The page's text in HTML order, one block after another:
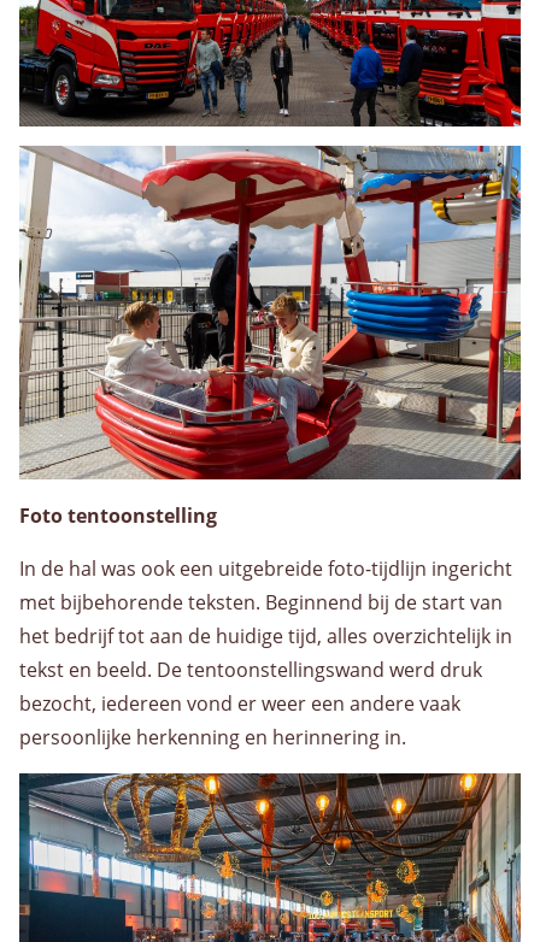
Foto tentoonstelling
In de hal was ook een uitgebreide foto-tijdlijn ingericht
met bijbehorende teksten. Beginnend bij de start van
het bedrijf tot aan de huidige tijd, alles overzichtelijk in
tekst en beeld. De tentoonstellingswand werd druk
bezocht, iedereen vond er weer een andere vaak
persoonlijke herkenning en herinnering in.